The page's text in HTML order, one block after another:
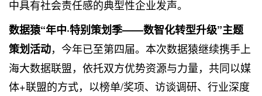
中具有社会责任感的典型性企业发声。
数据猿“年中·特别策划季——数智化转型升级”主题
策划活动，今年已至第四届。本次数据猿继续携手上
海大数据联盟，依托双方优势资源与力量，共同以媒
体+联盟的方式，以榜单/奖项、访谈调研、行业深度